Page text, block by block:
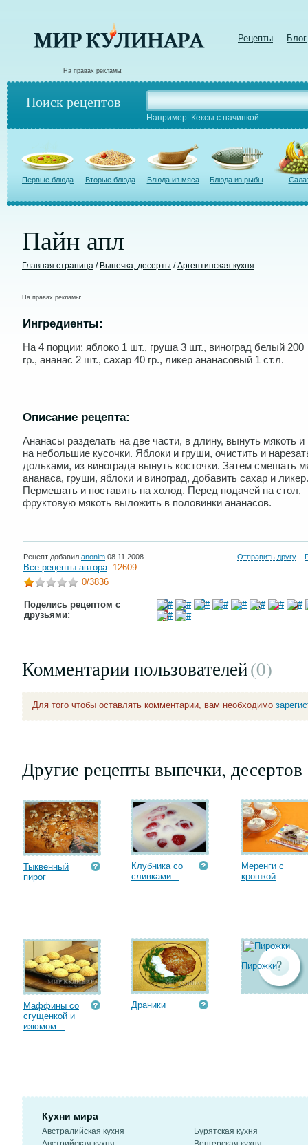
Рецепты Блог
На правах рекламы:
Поиск рецептов
Например: Кексы с начинкой
Первые блюда Вторые блюда Блюда из мяса Блюда из рыбы
Пайн апл
Главная страница / Выпечка, десерты /Аргентинская кухня
На правах рекламы:
Ингредиенты:
На 4 порции: яблоко 1 шт., груша 3 шт., виноград белый 200
гр., ананас 2 шт., сахар 40 гр., ликер ананасовый 1 ст.л.
Описание рецепта:
Ананасы разделать на две части, в длину, вынуть мякоть и
на небольшие кусочки. Яблоки и груши, очистить и
дольками, из винограда вынуть косточки. Затем смешать
ананаса, груши, яблоки и виноград, добавить сахар и ликер.
Пермешать и поставить на холод. Перед подачей на стол,
фруктовую мякоть выложить в половинки ананасов.
Рецепт добавил anonim 08.11.2008 Отправить другу
Все рецепты автора 12609
0/3836
Поделись рецептом с
друзьями:
Комментарии пользователей(0)
Для того чтобы оставлять комментарии, вам необходимо
Другие рецепты выпечки, десертов
Тыквенный
пирог
Клубника со
сливками...
Меренги с
крошкой
Маффины со
сгущенкой и
изюмом...
Драники
Пирожки
Кухни мира
Австралийская кухня
Бурятская кухня